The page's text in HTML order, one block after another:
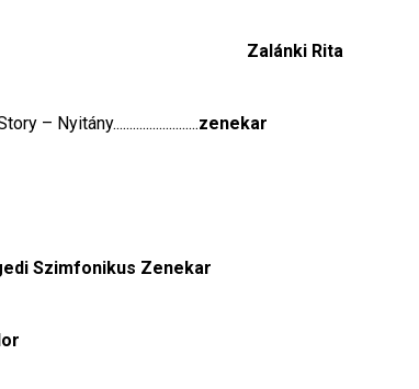
Rythm Zalánki Rita
– Nyitány..........................zenekar
Szimfonikus Zenekar